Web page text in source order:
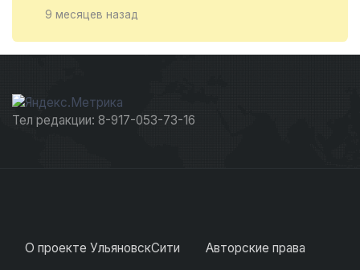
9 месяцев назад
Тел редакции: 8-917-053-73-16
О проекте УльяновскСити
Авторские права